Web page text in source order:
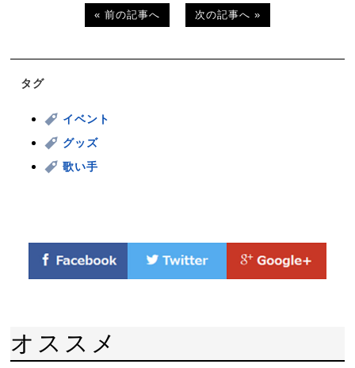
« 前の記事へ 次の記事へ »
タグ
イベント
グッズ
歌い手
オススメ